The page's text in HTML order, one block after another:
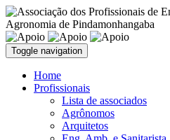
Toggle navigation
Home
Profissionais
Lista de associados
Agrônomos
Arquitetos